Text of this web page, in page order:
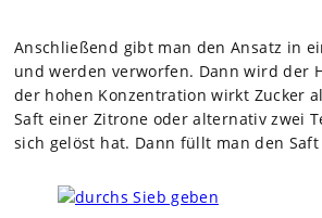
Anschlie­ßend gibt man den Ansatz in
und wer­den ver­wor­fen. Dann wird der
der hohen Kon­zen­tra­tion wirkt Zucker
Saft einer Zitrone oder alter­na­tiv zwei
sich gelöst hat. Dann füllt man den